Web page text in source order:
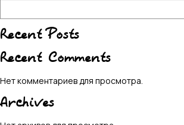
Recent Posts
Recent Comments
Нет комментариев для просмотра.
Archives